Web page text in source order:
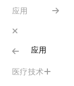
应用
应用
医疗技术